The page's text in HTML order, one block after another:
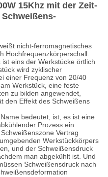
15Khz mit der Zeit-
nicht-ferromagnetisches
Hochfrequenzkörperschall.
eins der Werkstücke örtlich
wird zyklischer
einer Frequenz von 20/40
Werkstück, eine feste
zu bilden angewendet,
den Effekt des Schweißens
bedeutet, ist, es ist eine
Prozess ein
Vertrag
Werkstückkörpers
und der Schweißensdruck
man abgekühlt ist. Und
Schweißensdruck nach